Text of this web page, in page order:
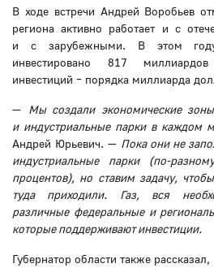
В ходе встречи Андрей Воробьев
региона активно работает и с
и с зарубежными. В этом
инвестировано 817
инвестиций – порядка миллиарда
— Мы создали экономические
и индустриальные парки в каждом
Андрей Юрьевич. — Пока они не
индустриальные парки (по-
процентов), но ставим задачу,
туда приходили. Газ, вся
различные федеральные и
которые поддерживают инвестиции.
Губернатор области также